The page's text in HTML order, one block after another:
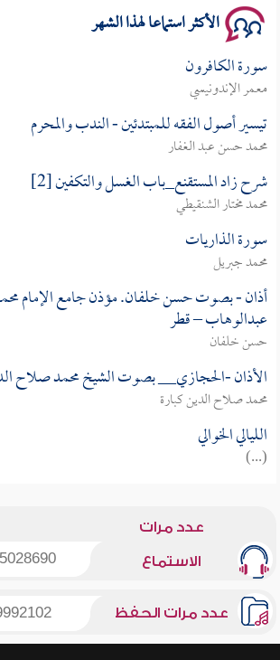
الأكثر استماعا لهذا الشهر
سورة الكافرون
معمر الإندونيسي
تيسير أصول الفقه للمبتدئين - الندب والمحرم
محمد حسن عبد الغفار
شرح زاد المستقنع_باب الغسل والتكفين [2]
محمد مختار الشنقيطي
سورة الذاريات
محمد جبريل
أذان - بصوت حسن خلفان. مؤذن جامع الإمام
عبدالوهاب – قطر
حسن خلفان
الأذان -الحجازي__ بصوت الشيخ محمد صلاح
محمد صلاح الدين كبارة
الليالي الخوالي
(...)
عدد مرات
الاستماع
عدد مرات الحفظ